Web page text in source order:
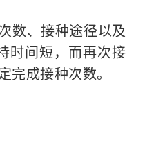
数、接种途径以及
时间短，而再次接
完成接种次数。